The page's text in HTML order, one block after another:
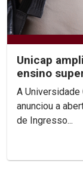
Unicap
ensino
Ingresso
A Universidade
anunciou a
de Ingresso...